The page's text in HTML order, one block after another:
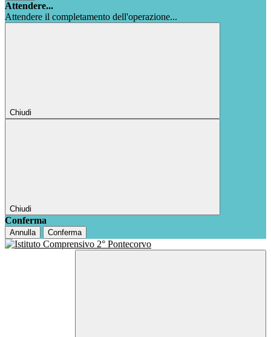
Attendere...
Attendere il completamento dell'operazione...
Chiudi
Chiudi
Conferma
Annulla Conferma